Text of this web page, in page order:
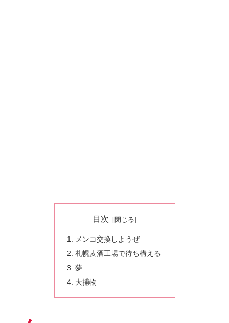
目次
メンコ交換しようぜ
札幌麦酒工場で待ち構える
夢
大捕物